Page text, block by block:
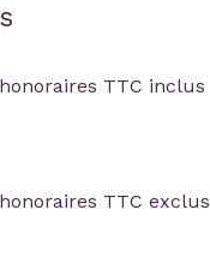
TTC inclus
TTC exclus